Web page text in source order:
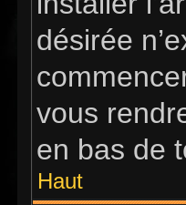
désirée
vous
en bas de
Haut